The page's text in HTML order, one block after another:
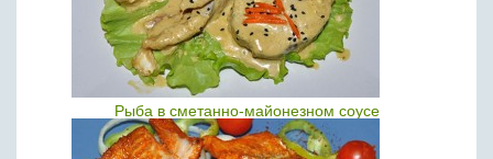
Рыба в сметанно-майонезном соусе